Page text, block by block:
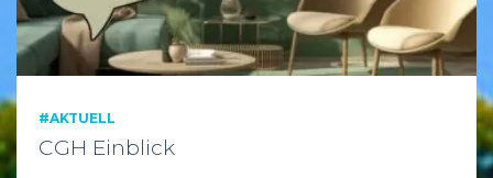
#AKTUELL
CGH Einblick